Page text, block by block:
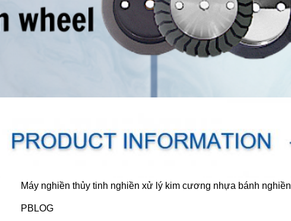
Máy nghiền thủy tinh nghiền xử lý kim cương nhựa bánh nghiền
PBLOG